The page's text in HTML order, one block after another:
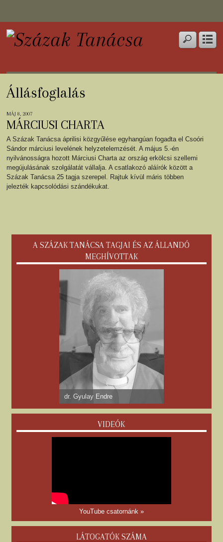
Állásfoglalás
MÁJ 8, 2007
MÁRCIUSI CHARTA
A Százak Tanácsa áprilisi közgyűlése egyhangúan fogadta el Csoóri
Sándor márciusi levelének helyzetelemzését. A május 5.-én
nyilvánosságra hozott Márciusi Charta az ország erkölcsi szellemi
megújulásának szolgálatát vállalja. A csatlakozó aláírók között a
Százak Tanácsa 25 tagja szerepel. Rajtuk kívül máris többen
jelezték kapcsolódási szándékukat.
A SZÁZAK TANÁCSA TAGJAI ÉS AZ ÁLLANDÓ
MEGHÍVOTTAK
dr. Gyulay Endre
VIDEÓK
YouTube csatornánk »
LÁTOGATÓK SZÁMA